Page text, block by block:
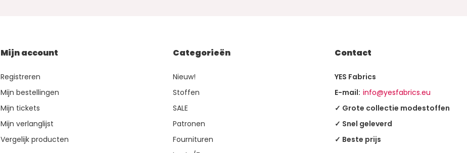
Mijn account
Registreren
Mijn bestellingen
Mijn tickets
Mijn verlanglijst
Vergelijk producten
Categorieën
Nieuw!
Stoffen
SALE
Patronen
Fournituren
Contact
YES Fabrics
E-mail: info@yesfabrics.eu
✓ Grote collectie modestoffen
✓ Snel geleverd
✓ Beste prijs